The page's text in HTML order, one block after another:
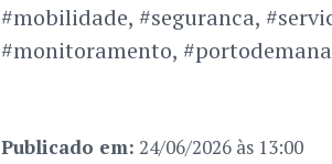
#mobilidade, #seguranca,
#monitoramento,
Publicado em: 24/06/2026 às 13:00